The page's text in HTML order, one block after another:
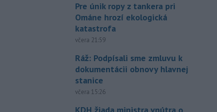
Pre únik ropy z tankera pri
Ománe hrozí ekologická
katastrofa
včera 21:59
Ráž: Podpísali sme zmluvu k
dokumentácii obnovy hlavnej
stanice
včera 15:26